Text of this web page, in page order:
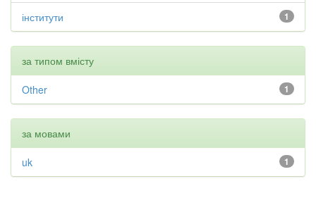
1
інститути
за типом вмісту
1
Other
за мовами
1
uk